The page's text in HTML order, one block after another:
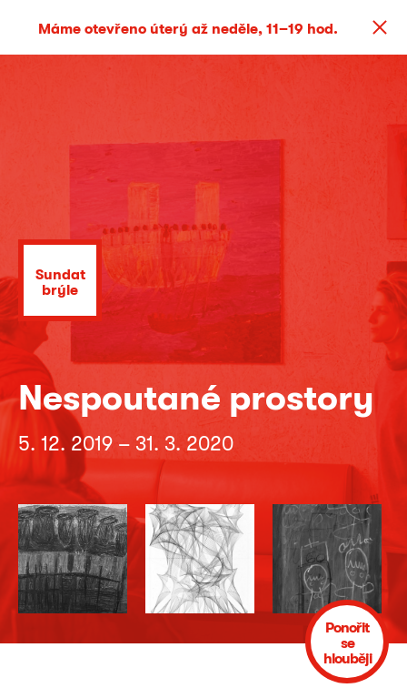
Máme otevřeno úterý až neděle, 11–19 hod.
Sundat
brýle
Nespoutané prostory
5. 12. 2019 – 31. 3. 2020
Ponořit
se
hlouběji